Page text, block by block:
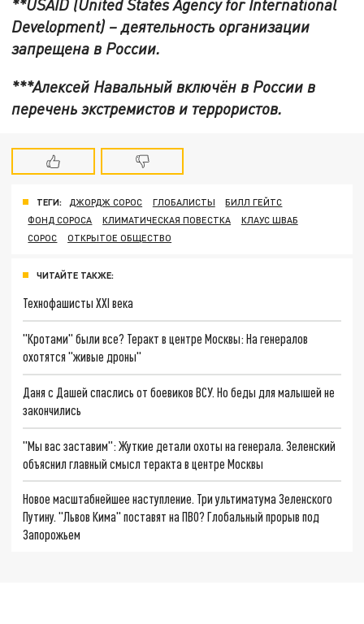
**USAID (United States Agency for International
Development) –деятельность организации
запрещена в России.
***Алексей Навальный включён в России в
перечень экстремистов и террористов.
ТЕГИ: ДЖОРДЖ СОРОС ГЛОБАЛИСТЫ
БИЛЛ ГЕЙТС
ФОНД СОРОСА
КЛИМАТИЧЕСКАЯ ПОВЕСТКА
КЛАУС ШВАБ
СОРОС
ОТКРЫТОЕ ОБЩЕСТВО
ЧИТАЙТЕ ТАКЖЕ:
Технофашисты XXI века
"Кротами" были все? Теракт в центре Москвы: На генералов
охотятся "живые дроны"
Даня с Дашей спаслись от боевиков ВСУ. Но беды для малышей не
закончились
"Мы вас заставим": Жуткие детали охоты на генерала. Зеленский
объяснил главный смысл теракта в центре Москвы
Новое масштабнейшее наступление. Три ультиматума Зеленского
Путину. "Львов Кима" поставят на ПВО? Глобальный прорыв под
Запорожьем